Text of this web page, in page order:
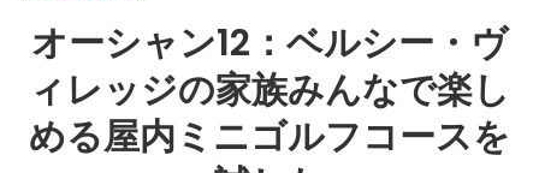
オーシャン12：ベルシー・ヴ
ィレッジの家族みんなで楽し
める屋内ミニゴルフコースを